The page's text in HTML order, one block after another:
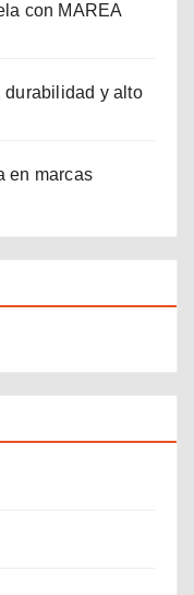
con MAREA
durabilidad y alto
en marcas